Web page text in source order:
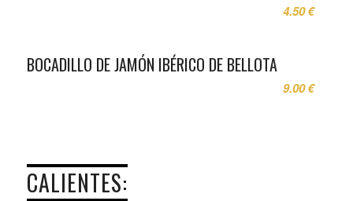
4.50 €
BOCADILLO DE JAMÓN IBÉRICO DE BELLOTA
9.00 €
CALIENTES: